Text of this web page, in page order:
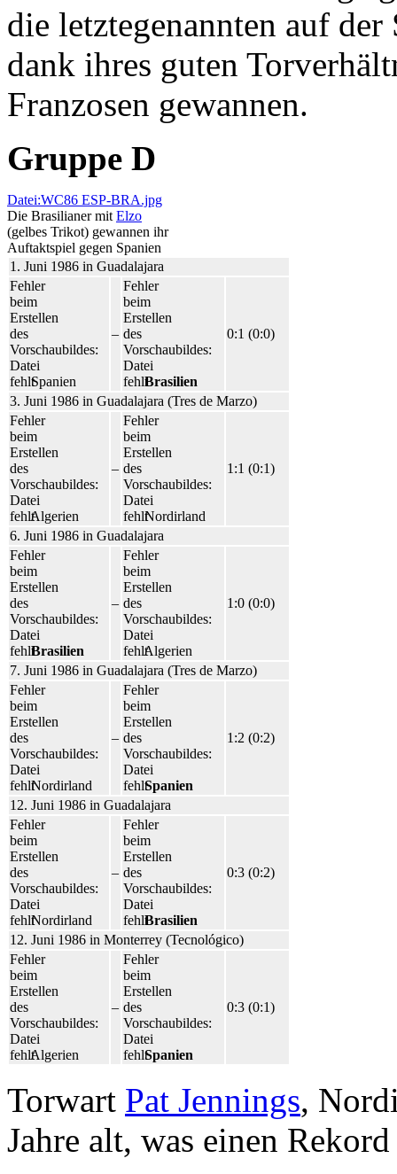
die letztegenannten auf
dank ihres guten
Franzosen gewannen.
Gruppe D
Datei:WC86 ESP-BRA.jpg
Die Brasilianer mit Elzo
(gelbes Trikot) gewannen ihr
Auftaktspiel gegen Spanien
1. Juni 1986 in Guadalajara
Fehler
beim
Erstellen
des
Vorschaubildes:
Datei
fehltSpanien
–
Fehler
beim
Erstellen
des
Vorschaubildes:
Datei
fehltBrasilien
0:1 (0:0)
3. Juni 1986 in Guadalajara (Tres de Marzo)
Fehler
beim
Erstellen
des
Vorschaubildes:
Datei
fehltAlgerien
–
Fehler
beim
Erstellen
des
Vorschaubildes:
Datei
fehltNordirland
1:1 (0:1)
6. Juni 1986 in Guadalajara
Fehler
beim
Erstellen
des
Vorschaubildes:
Datei
fehltBrasilien
–
Fehler
beim
Erstellen
des
Vorschaubildes:
Datei
fehltAlgerien
1:0 (0:0)
7. Juni 1986 in Guadalajara (Tres de Marzo)
Fehler
beim
Erstellen
des
Vorschaubildes:
Datei
fehltNordirland
–
Fehler
beim
Erstellen
des
Vorschaubildes:
Datei
fehltSpanien
1:2 (0:2)
12. Juni 1986 in Guadalajara
Fehler
beim
Erstellen
des
Vorschaubildes:
Datei
fehltNordirland
–
Fehler
beim
Erstellen
des
Vorschaubildes:
Datei
fehltBrasilien
0:3 (0:2)
12. Juni 1986 in Monterrey (Tecnológico)
Fehler
beim
Erstellen
des
Vorschaubildes:
Datei
fehltAlgerien
–
Fehler
beim
Erstellen
des
Vorschaubildes:
Datei
fehltSpanien
0:3 (0:1)
Torwart Pat Jennings,
Jahre alt, was einen